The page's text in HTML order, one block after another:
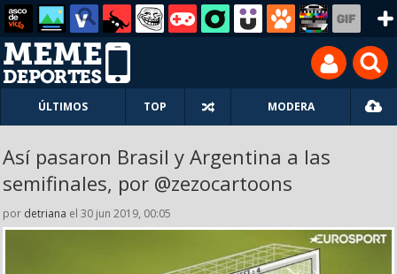
ÚLTIMOS TOP MODERA
Así pasaron Brasil y Argentina a las
semifinales, por @zezocartoons
por detriana el 30 jun 2019, 00:05